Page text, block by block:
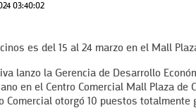
03:40:02
es del 15 al 24 marzo en el Mall
lanzo la Gerencia de Desarrollo
en el Centro Comercial Mall Plaza de
Comercial otorgó 10 puestos